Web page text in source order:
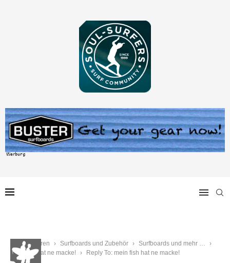
Start › Foren › Surfboards und Zubehör › Surfboards und mehr …
›
mein fish hat ne macke! › Reply To: mein fish hat ne macke!